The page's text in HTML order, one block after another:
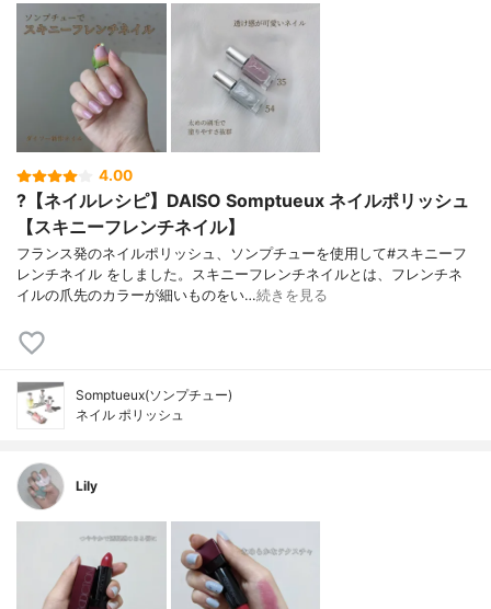
4.00
?【ネイルレシピ】DAISO Somptueux ネイルポリッシュ
【スキニーフレンチネイル】
フランス発のネイルポリッシュ、ソンプチューを使用して#スキニーフ
レンチネイル をしました。スキニーフレンチネイルとは、フレンチネ
イルの爪先のカラーが細いものをい…続きを見る
Somptueux(ソンプチュー)
ネイル ポリッシュ
Lily